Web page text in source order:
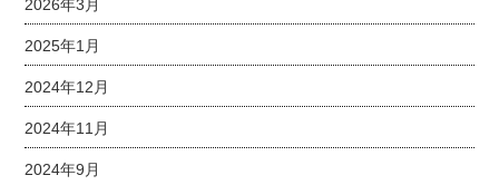
2026年3月
2025年1月
2024年12月
2024年11月
2024年9月